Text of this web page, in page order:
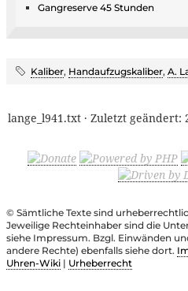
Gangreserve 45 Stunden
Kaliber, Handaufzugskaliber, A.
lange_l941.txt · Zuletzt geändert:
© Sämtliche Texte sind
Jeweilige Rechteinhaber sind die
siehe Impressum. Bzgl. Einwänden
andere Rechte) ebenfalls siehe dort.
Uhren-Wiki | Urheberrecht